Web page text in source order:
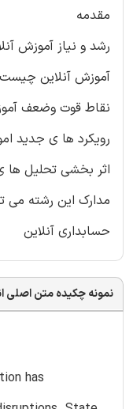
مقدمه
رشد و نیاز آموزش
آموزش آنلاین
نقاط قوت وضعف
رویکرد ها ی جدید
اثر بخشی تحلیل ها
مدارک این رشته می
حسابداری آنلاین
نمونه چکیده متن اصلی
has